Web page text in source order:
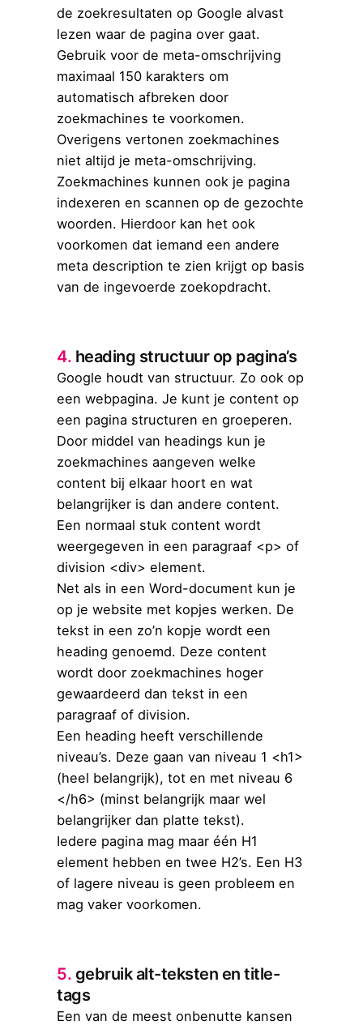
de zoekresultaten op Google alvast
lezen waar de pagina over gaat.
Gebruik voor de meta-omschrijving
maximaal 150 karakters om
automatisch afbreken door
zoekmachines te voorkomen.
Overigens vertonen zoekmachines
niet altijd je meta-omschrijving.
Zoekmachines kunnen ook je pagina
indexeren en scannen op de gezochte
woorden. Hierdoor kan het ook
voorkomen dat iemand een andere
meta description te zien krijgt op basis
van de ingevoerde zoekopdracht.
4. heading structuur op pagina’s
Google houdt van structuur. Zo ook op
een webpagina. Je kunt je content op
een pagina structuren en groeperen.
Door middel van headings kun je
zoekmachines aangeven welke
content bij elkaar hoort en wat
belangrijker is dan andere content.
Een normaal stuk content wordt
weergegeven in een paragraaf <p> of
division <div> element.
Net als in een Word-document kun je
op je website met kopjes werken. De
tekst in een zo’n kopje wordt een
heading genoemd. Deze content
wordt door zoekmachines hoger
gewaardeerd dan tekst in een
paragraaf of division.
Een heading heeft verschillende
niveau’s. Deze gaan van niveau 1 <h1>
(heel belangrijk), tot en met niveau 6
</h6> (minst belangrijk maar wel
belangrijker dan platte tekst).
Iedere pagina mag maar één H1
element hebben en twee H2’s. Een H3
of lagere niveau is geen probleem en
mag vaker voorkomen.
5. gebruik alt-teksten en title-
tags
Een van de meest onbenutte kansen